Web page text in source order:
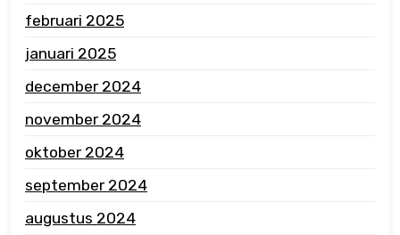
februari 2025
januari 2025
december 2024
november 2024
oktober 2024
september 2024
augustus 2024